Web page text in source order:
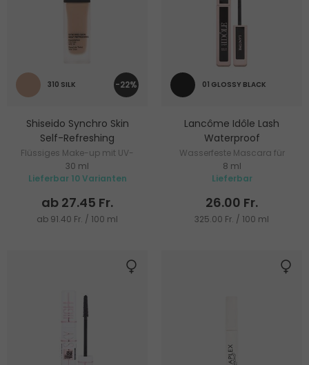
-22%
310 SILK
Shiseido Synchro Skin
Self-Refreshing
Flüssiges Make-up mit UV-
Schutz
30 ml
Lieferbar 10 Varianten
ab 27.45 Fr.
ab 91.40 Fr. / 100 ml
01 GLOSSY BLACK
Lancôme Idôle Lash
Waterproof
Wasserfeste Mascara für
Volumen
8 ml
Lieferbar
26.00 Fr.
325.00 Fr. / 100 ml